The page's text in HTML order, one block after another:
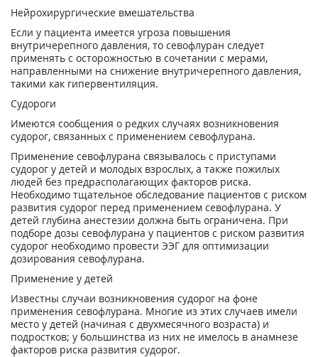
Нейрохирургические вмешательства
Если у пациента имеется угроза повышения
внутричерепного давления, то севофлуран следует
применять с осторожностью в сочетании с мерами,
направленными на снижение внутричерепного давления,
такими как гипервентиляция.
Судороги
Имеются сообщения о редких случаях возникновения
судорог, связанных с применением севофлурана.
Применение севофлурана связывалось с приступами
судорог у детей и молодых взрослых, а также пожилых
людей без предрасполагающих факторов риска.
Необходимо тщательное обследование пациентов с риском
развития судорог перед применением севофлурана. У
детей глубина анестезии должна быть ограничена. При
подборе дозы севофлурана у пациентов с риском развития
судорог необходимо провести ЭЭГ для оптимизации
дозирования севофлурана.
Применение у детей
Известны случаи возникновения судорог на фоне
применения севофлурана. Многие из этих случаев имели
место у детей (начиная с двухмесячного возраста) и
подростков; у большинства из них не имелось в анамнезе
факторов риска развития судорог.